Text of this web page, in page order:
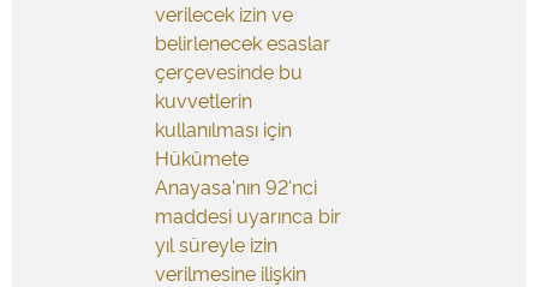
verilecek izin ve
belirlenecek esaslar
çerçevesinde bu
kuvvetlerin
kullanılması için
Hükûmete
Anayasa'nın 92'nci
maddesi uyarınca bir
yıl süreyle izin
verilmesine ilişkin